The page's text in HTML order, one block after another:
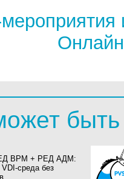
Онлайн
быть
ВРМ + РЕД АДМ:
среда без